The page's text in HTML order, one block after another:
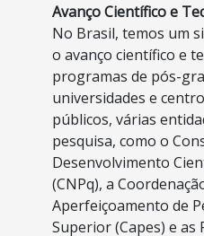
Avanço Científico e
No Brasil, temos um
o avanço científico e
programas de pós-
universidades e
públicos, várias
pesquisa, como o
Desenvolvimento
(CNPq), a
Aperfeiçoamento de
Superior (Capes) e as